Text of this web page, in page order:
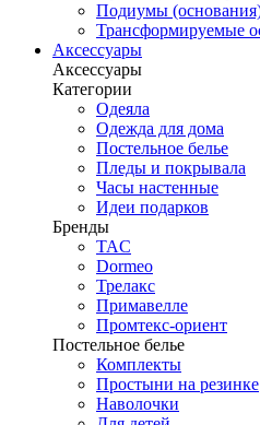
Подиумы
Трансформируемые
Аксессуары
Аксессуары
Категории
Одеяла
Одежда для дома
Постельное белье
Пледы и покрывала
Часы настенные
Идеи подарков
Бренды
TAC
Dormeo
Трелакс
Примавелле
Промтекс-ориент
Постельное белье
Комплекты
Простыни на резинке
Наволочки